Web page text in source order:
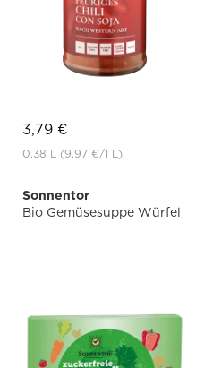
3,79 €
0.38 L (9,97 €/1 L)
Sonnentor
Bio Gemüsesuppe Würfel